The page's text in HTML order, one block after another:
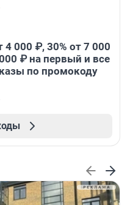
4 000 ₽, 30% от 7 000
₽ на первый и все
по промокоду